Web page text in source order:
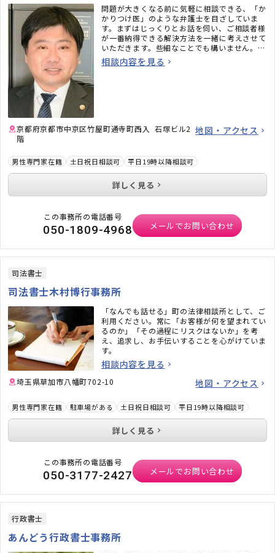
問題が大きくなる前に気軽に相談できる、「か
かりつけ医」のような弁護士を目ざしていま
す。まずはじっくりとお話を伺い、ご相談者様
が一番納得できる解決方法を一緒に考えさせて
いただきます。些細なことでも構いません。お
困りごとが生じた際はお気軽にご相談くださ
い。
相談内容を見る
京都府京都市中京区竹屋町通寺町西入 石塚ビル2
階
地図・アクセス
男性専門家在籍 土日祝日相談可 平日19時以降相談可
詳しく見る
この事務所の電話番号
050-1809-4968 メールでお問い合わせ
司法書士
司法書士木村博行事務所
「なんでも話せる」町の法律相談所として、ご
利用ください。常に「お客様が何を望まれてい
るのか」「その過程にリスクはないか」を考
え、追求し、お手伝いすることを心がけていま
す。
相談内容を見る
埼玉県草加市八幡町702-10 地図・アクセス
男性専門家在籍 駐車場がある 土日祝日相談可 平日19時以降相談可
詳しく見る
この事務所の電話番号
050-3177-2427 メールでお問い合わせ
行政書士
あんどう行政書士事務所